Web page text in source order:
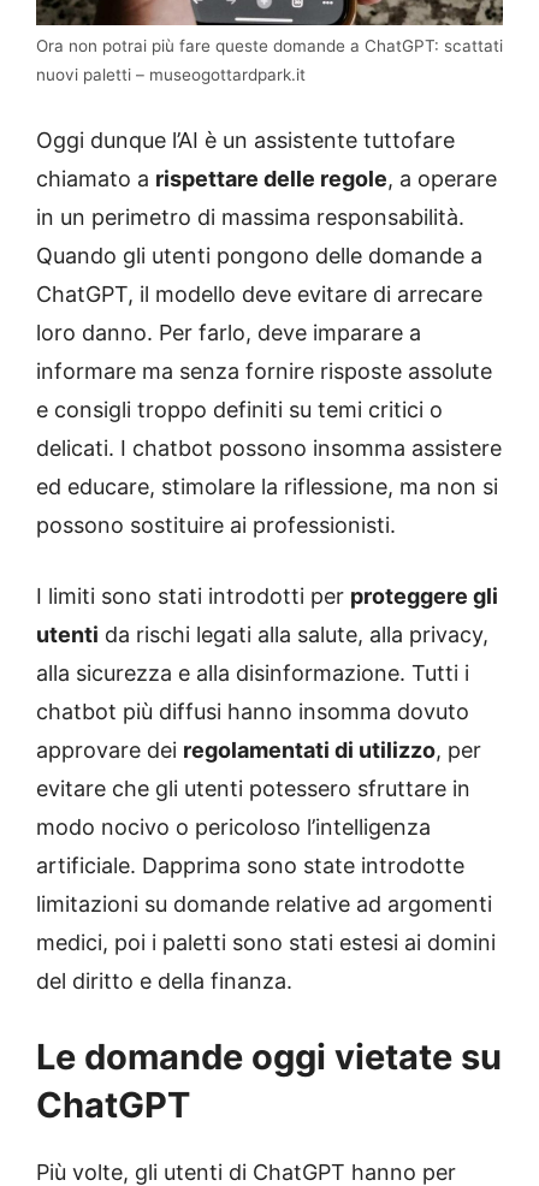
Ora non potrai più fare queste domande a ChatGPT: scattati
nuovi paletti – museogottardpark.it
Oggi dunque l’AI è un assistente tuttofare
chiamato a rispettare delle regole, a operare
in un perimetro di massima responsabilità.
Quando gli utenti pongono delle domande a
ChatGPT, il modello deve evitare di arrecare
loro danno. Per farlo, deve imparare a
informare ma senza fornire risposte assolute
e consigli troppo definiti su temi critici o
delicati. I chatbot possono insomma assistere
ed educare, stimolare la riflessione, ma non si
possono sostituire ai professionisti.
I limiti sono stati introdotti per proteggere gli
utenti da rischi legati alla salute, alla privacy,
alla sicurezza e alla disinformazione. Tutti i
chatbot più diffusi hanno insomma dovuto
approvare dei regolamentati di utilizzo, per
evitare che gli utenti potessero sfruttare in
modo nocivo o pericoloso l’intelligenza
artificiale. Dapprima sono state introdotte
limitazioni su domande relative ad argomenti
medici, poi i paletti sono stati estesi ai domini
del diritto e della finanza.
Le domande oggi vietate su
ChatGPT
Più volte, gli utenti di ChatGPT hanno per